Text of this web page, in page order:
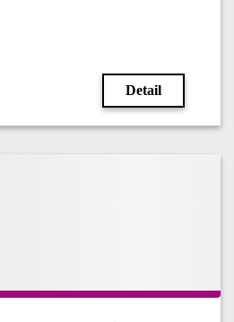
Detail